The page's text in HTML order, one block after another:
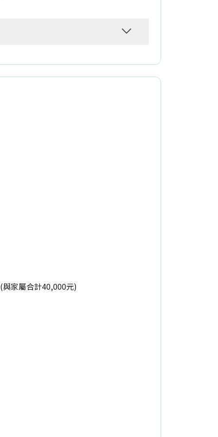
家屬合計40,000元)